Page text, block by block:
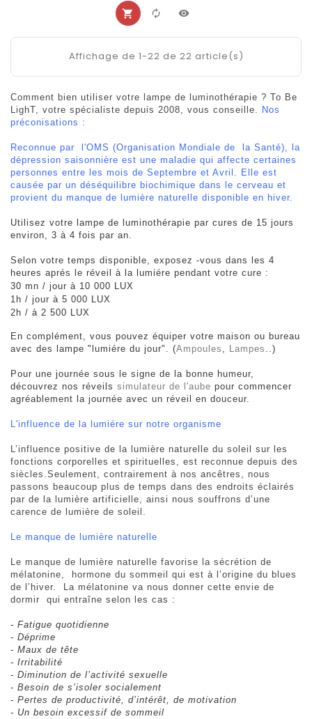
Affichage de 1-22 de 22 article(s)
Comment bien utiliser votre lampe de luminothérapie ? To Be
LighT, votre spécialiste depuis 2008, vous conseille. Nos
préconisations :
Reconnue par l'OMS (Organisation Mondiale de la Santé), la
dépression saisonnière est une maladie qui affecte certaines
personnes entre les mois de Septembre et Avril. Elle est
causée par un déséquilibre biochimique dans le cerveau et
provient du manque de lumière naturelle disponible en hiver.
Utilisez votre lampe de luminothérapie par cures de 15 jours
environ, 3 à 4 fois par an.
Selon votre temps disponible, exposez -vous dans les 4
heures aprés le réveil à la lumiére pendant votre cure :
30 mn / jour à 10 000 LUX
1h / jour à 5 000 LUX
2h / à 2 500 LUX
En complément, vous pouvez équiper votre maison ou bureau
avec des lampe "lumiére du jour". (Ampoules , Lampes ..)
Pour une journée sous le signe de la bonne humeur,
découvrez nos réveils simulateur de l'aube pour commencer
agréablement la journée avec un réveil en douceur.
L'influence de la lumiére sur notre organisme
L’influence positive de la lumière naturelle du soleil sur les
fonctions corporelles et spirituelles, est reconnue depuis des
siècles.Seulement, contrairement à nos ancêtres, nous
passons beaucoup plus de temps dans des endroits éclairés
par de la lumière artificielle, ainsi nous souffrons d’une
carence de lumière de soleil.
Le manque de lumière naturelle
Le manque de lumière naturelle favorise la sécrétion de
mélatonine, hormone du sommeil qui est à l’origine du blues
de l’hiver. La mélatonine va nous donner cette envie de
dormir qui entraîne selon les cas :
- Fatigue quotidienne
- Déprime
- Maux de tête
- Irritabilité
- Diminution de l’activité sexuelle
- Besoin de s’isoler socialement
- Pertes de productivité, d’intérêt, de motivation
- Un besoin excessif de sommeil